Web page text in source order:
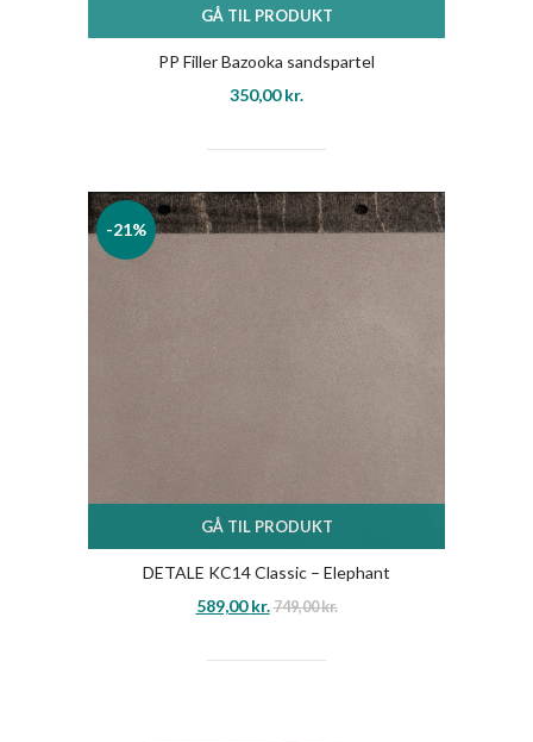
GÅ TIL PRODUKT
PP Filler Bazooka sandspartel
350,00kr.
-21%
GÅ TIL PRODUKT
DETALE KC14 Classic – Elephant
589,00kr. 749,00kr.